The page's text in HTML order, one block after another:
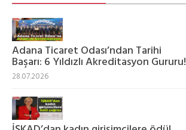
‎Adana Ticaret Odası’ndan Tarihi
Başarı: 6 Yıldızlı Akreditasyon Gururu!
28.07.2026